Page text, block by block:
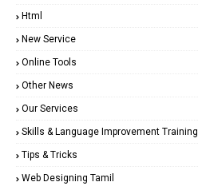
Html
New Service
Online Tools
Other News
Our Services
Skills & Language Improvement Training
Tips & Tricks
Web Designing Tamil